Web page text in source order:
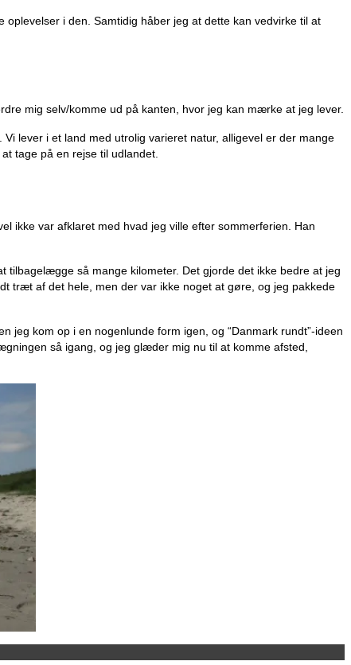
i den. Samtidig håber jeg at dette kan vedvirke til at
mig selv/komme ud på kanten, hvor jeg kan mærke at jeg lever.
lever i et land med utrolig varieret natur, alligevel er der mange
tage på en rejse til udlandet.
ikke var afklaret med hvad jeg ville efter sommerferien. Han
tilbagelægge så mange kilometer. Det gjorde det ikke bedre at jeg
træt af det hele, men der var ikke noget at gøre, og jeg pakkede
jeg kom op i en nogenlunde form igen, og “Danmark rundt”-ideen
så igang, og jeg glæder mig nu til at komme afsted,